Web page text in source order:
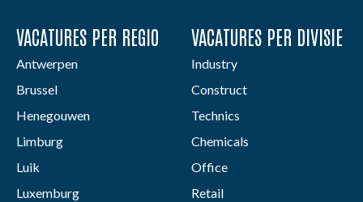
VACATURES PER REGIO
Antwerpen
Brussel
Henegouwen
Limburg
Luik
Luxemburg
VACATURES PER DIVISIE
Industry
Construct
Technics
Chemicals
Office
Retail